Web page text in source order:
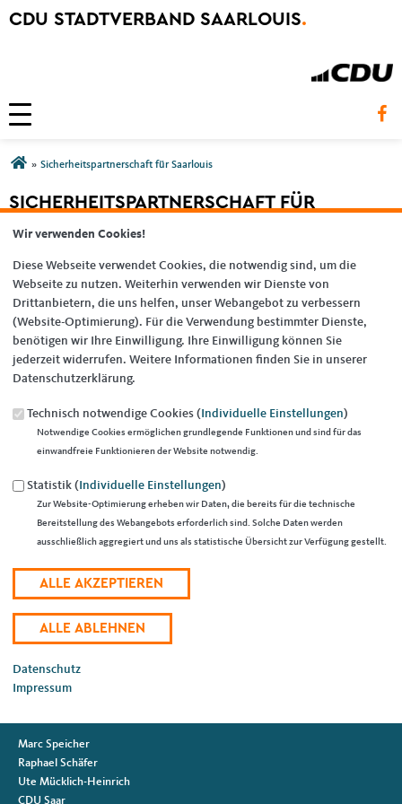
CDU STADTVERBAND SAARLOUIS.
Toggle navigation
Sie sind hier
» Sicherheitspartnerschaft für Saarlouis
SICHERHEITSPARTNERSCHAFT FÜR
SAARLOUIS
02.03.2017
Unterstützen Sie die Sicherheitspartnerschaft zwischen der Kreisstadt
Saarlouis und dem Land
MEHR ZUM THEMA
Sicherheitspartnerschaft für Saarlouis
EMPFEHLEN SIE UNS!
Suchformular
Fußbereich
ANSCHRIFT
CDU Stadtverband Saarlouis
Heiligenstraße 38
66740
Saarlouis
Marc Speicher
Raphael Schäfer
Ute Mücklich-Heinrich
CDU Saar
Wir verwenden Cookies!
Diese Webseite verwendet Cookies, die notwendig sind, um die
Webseite zu nutzen. Weiterhin verwenden wir Dienste von
Drittanbietern, die uns helfen, unser Webangebot zu verbessern
(Website-Optimierung). Für die Verwendung bestimmter Dienste,
benötigen wir Ihre Einwilligung. Ihre Einwilligung können Sie
jederzeit widerrufen. Weitere Informationen finden Sie in unserer
Datenschutzerklärung.
Technisch notwendige Cookies (Individuelle Einstellungen)
Notwendige Cookies ermöglichen grundlegende Funktionen und sind für das
einwandfreie Funktionieren der Website notwendig.
Statistik ( Individuelle Einstellungen)
Zur Website-Optimierung erheben wir Daten, die bereits für die technische
Bereitstellung des Webangebots erforderlich sind. Solche Daten werden
ausschließlich aggregiert und uns als statistische Übersicht zur Verfügung gestellt.
Datenschutz
Impressum